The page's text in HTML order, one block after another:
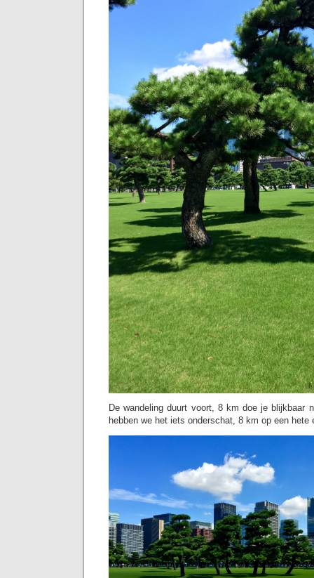
De wandeling duurt voort, 8 km doe je blijkbaar
hebben we het iets onderschat, 8 km op een hete